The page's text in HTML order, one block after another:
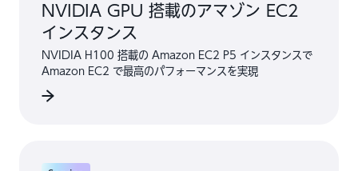
NVIDIA GPU 搭載のアマゾン EC2
インスタンス
NVIDIA H100 搭載の Amazon EC2 P5 インスタンスで
Amazon EC2 で最高のパフォーマンスを実現